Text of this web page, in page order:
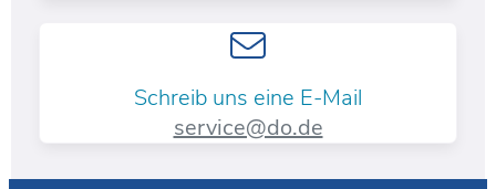
Schreib uns eine E-Mail
service@do.de